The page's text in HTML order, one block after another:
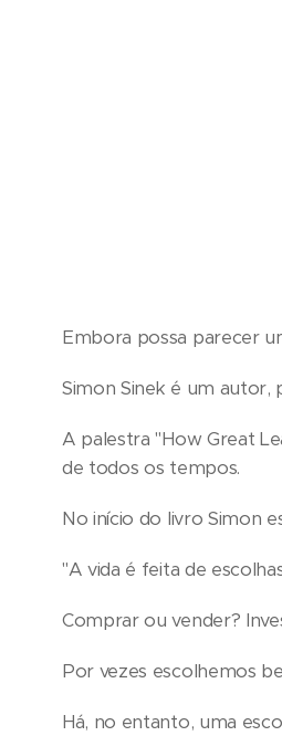
Embora possa parecer
Simon Sinek é um autor,
A palestra "How Great
de todos os tempos.
No início do livro Simon
"A vida é feita de
Comprar ou vender?
Por vezes escolhemos
Há, no entanto, uma